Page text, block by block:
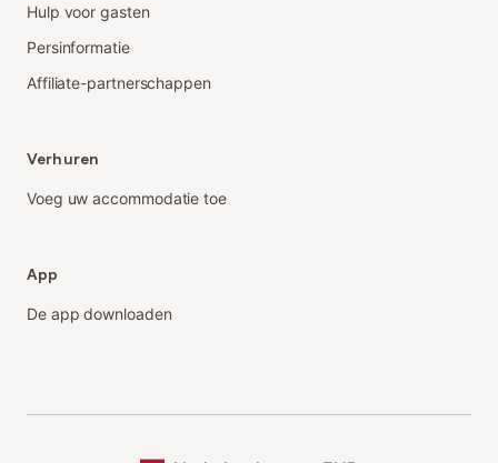
Hulp voor gasten
Persinformatie
Affiliate-partnerschappen
Verhuren
Voeg uw accommodatie toe
App
De app downloaden